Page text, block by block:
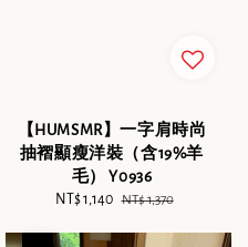
【HUMSMR】一字肩時尚
抽褶顯瘦洋裝（含19%羊
毛） Y0936
Sale
NT$ 1,140 Regular
NT$ 1,370